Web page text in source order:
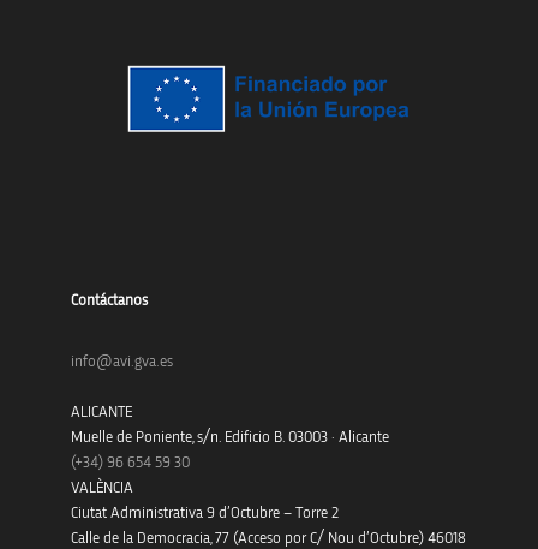
Contáctanos
info@avi.gva.es
ALICANTE
Muelle de Poniente, s/n. Edificio B. 03003 · Alicante
(+34) 96 654 59 30
VALÈNCIA
Ciutat Administrativa 9 d’Octubre – Torre 2
Calle de la Democracia, 77 (Acceso por C/ Nou d’Octubre) 46018